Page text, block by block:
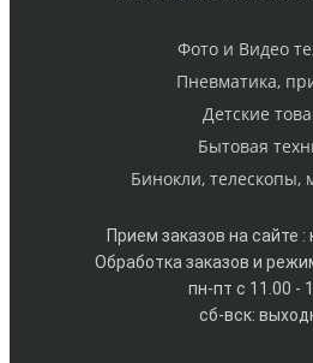
Фото и Видео
Пневматика,
Детские
Бытовая
Бинокли, телескопы,
Прием заказов на сайте :
Обработка заказов и
пн-пт с 11.00 -
сб-вск: